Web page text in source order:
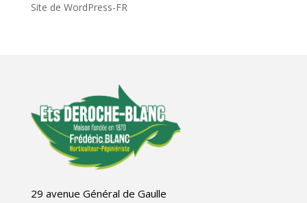
Site de WordPress-FR
29 avenue Général de Gaulle